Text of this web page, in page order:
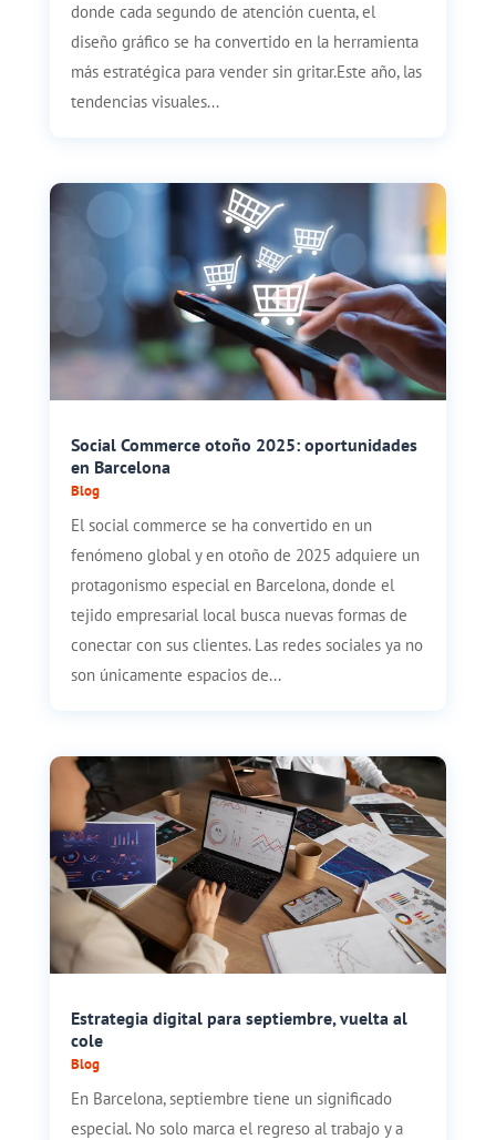
donde cada segundo de atención cuenta, el
diseño gráfico se ha convertido en la herramienta
más estratégica para vender sin gritar.Este año, las
tendencias visuales...
Social Commerce otoño 2025: oportunidades
en Barcelona
Blog
El social commerce se ha convertido en un
fenómeno global y en otoño de 2025 adquiere un
protagonismo especial en Barcelona, donde el
tejido empresarial local busca nuevas formas de
conectar con sus clientes. Las redes sociales ya no
son únicamente espacios de...
Estrategia digital para septiembre, vuelta al
cole
Blog
En Barcelona, septiembre tiene un significado
especial. No solo marca el regreso al trabajo y a